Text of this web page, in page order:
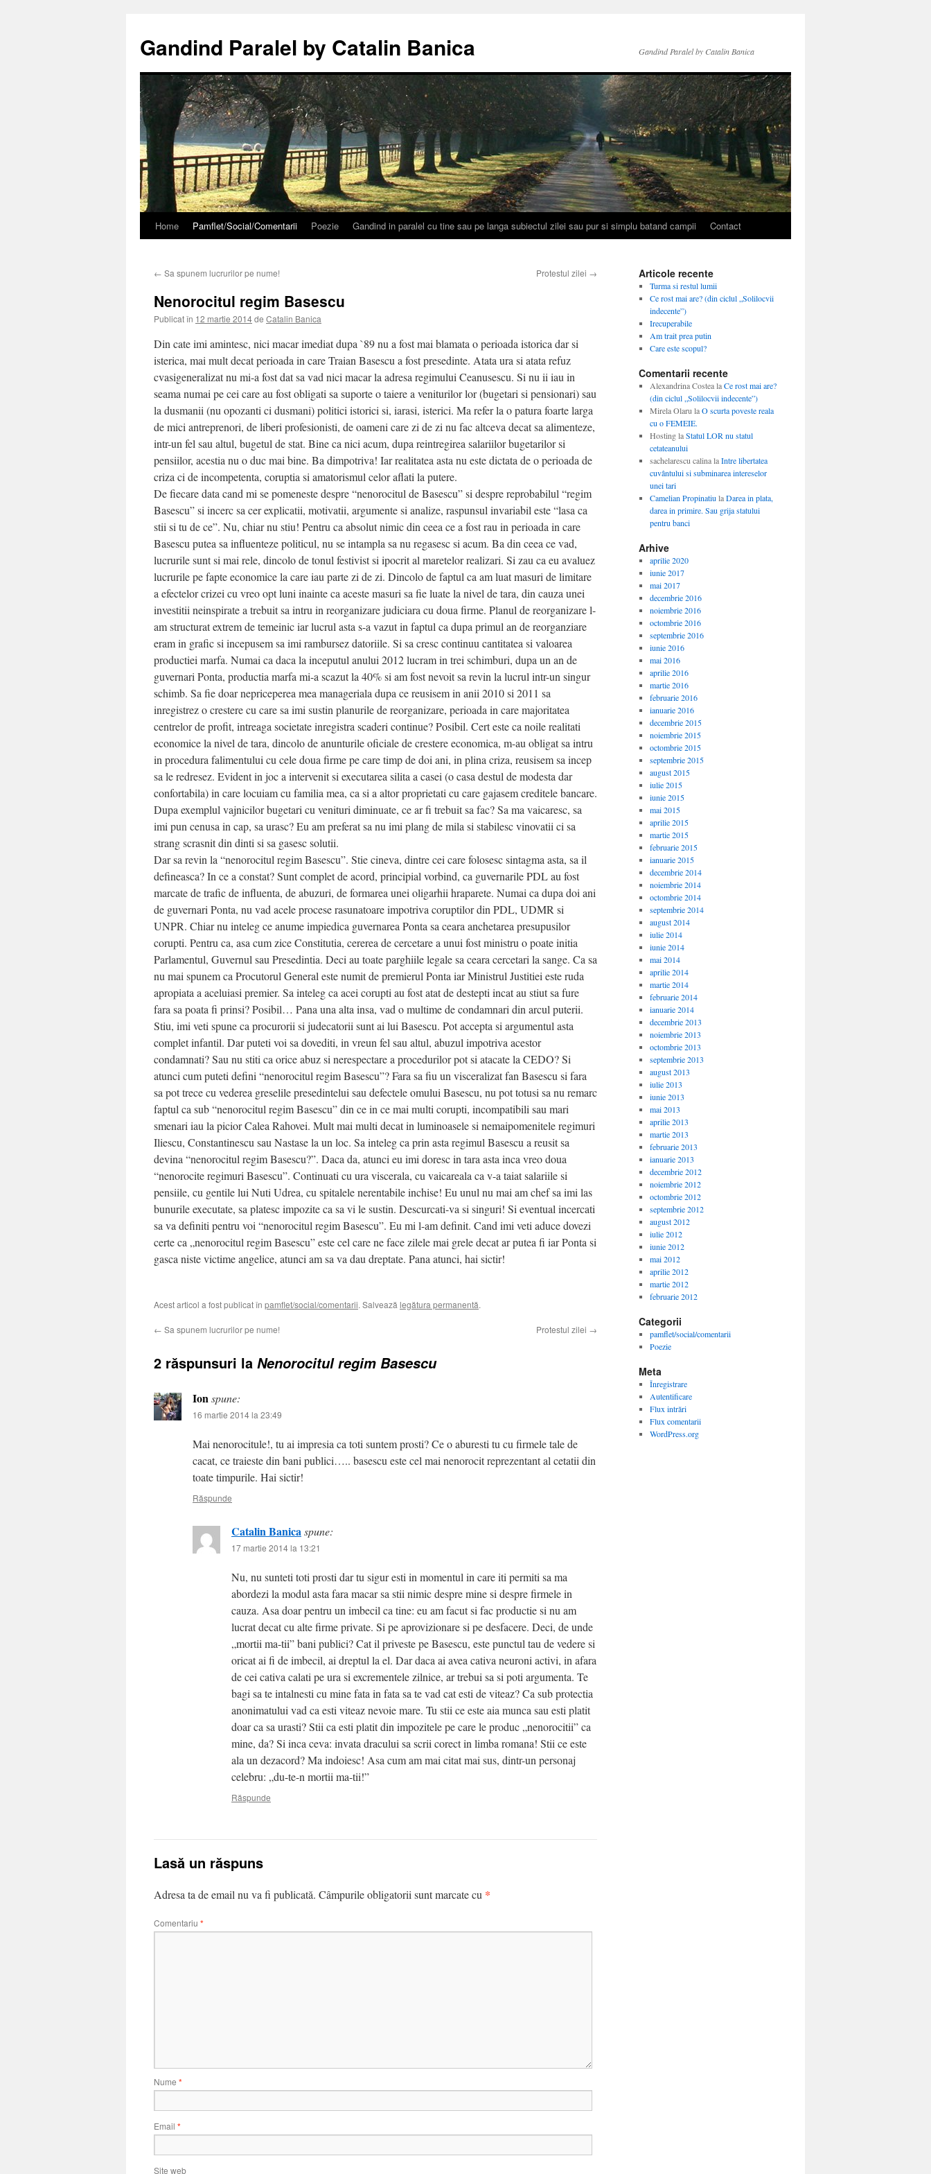
Gandind Paralel by Catalin Banica Gandind Paralel by Catalin Banica
Sari
conținut
Home Pamflet/Social/Comentarii Poezie Gandind in paralel cu tine sau pe langa subiectul zilei sau pur si simplu batand campii Contact
← Sa spunem lucrurilor pe nume! Protestul zilei →
Nenorocitul regim Basescu
Publicat în 12 martie 2014de Catalin Banica
Din cate imi amintesc, nici macar imediat dupa `89 nu a fost mai blamata o perioada istorica dar si
isterica, mai mult decat perioada in care Traian Basescu a fost presedinte. Atata ura si atata refuz
cvasigeneralizat nu mi-a fost dat sa vad nici macar la adresa regimului Ceanusescu. Si nu ii iau in
seama numai pe cei care au fost obligati sa suporte o taiere a veniturilor lor (bugetari si pensionari) sau
la dusmanii (nu opozanti ci dusmani) politici istorici si, iarasi, isterici. Ma refer la o patura foarte larga
de mici antreprenori, de liberi profesionisti, de oameni care zi de zi nu fac altceva decat sa alimenteze,
intr-un fel sau altul, bugetul de stat. Bine ca nici acum, dupa reintregirea salariilor bugetarilor si
pensiilor, acestia nu o duc mai bine. Ba dimpotriva! Iar realitatea asta nu este dictata de o perioada de
criza ci de incompetenta, coruptia si amatorismul celor aflati la putere.
De fiecare data cand mi se pomeneste despre “nenorocitul de Basescu” si despre reprobabilul “regim
Basescu” si incerc sa cer explicatii, motivatii, argumente si analize, raspunsul invariabil este “lasa ca
stii si tu de ce”. Nu, chiar nu stiu! Pentru ca absolut nimic din ceea ce a fost rau in perioada in care
Basescu putea sa influenteze politicul, nu se intampla sa nu regasesc si acum. Ba din ceea ce vad,
lucrurile sunt si mai rele, dincolo de tonul festivist si ipocrit al maretelor realizari. Si zau ca eu avaluez
lucrurile pe fapte economice la care iau parte zi de zi. Dincolo de faptul ca am luat masuri de limitare
a efectelor crizei cu vreo opt luni inainte ca aceste masuri sa fie luate la nivel de tara, din cauza unei
investitii neinspirate a trebuit sa intru in reorganizare judiciara cu doua firme. Planul de reorganizare l-
am structurat extrem de temeinic iar lucrul asta s-a vazut in faptul ca dupa primul an de reorganziare
eram in grafic si incepusem sa imi rambursez datoriile. Si sa cresc continuu cantitatea si valoarea
productiei marfa. Numai ca daca la inceputul anului 2012 lucram in trei schimburi, dupa un an de
guvernari Ponta, productia marfa mi-a scazut la 40% si am fost nevoit sa revin la lucrul intr-un singur
schimb. Sa fie doar nepriceperea mea manageriala dupa ce reusisem in anii 2010 si 2011 sa
inregistrez o crestere cu care sa imi sustin planurile de reorganizare, perioada in care majoritatea
centrelor de profit, intreaga societate inregistra scaderi continue? Posibil. Cert este ca noile realitati
economice la nivel de tara, dincolo de anunturile oficiale de crestere economica, m-au obligat sa intru
in procedura falimentului cu cele doua firme pe care timp de doi ani, in plina criza, reusisem sa incep
sa le redresez. Evident in joc a intervenit si executarea silita a casei (o casa destul de modesta dar
confortabila) in care locuiam cu familia mea, ca si a altor proprietati cu care gajasem creditele bancare.
Dupa exemplul vajnicilor bugetari cu venituri diminuate, ce ar fi trebuit sa fac? Sa ma vaicaresc, sa
imi pun cenusa in cap, sa urasc? Eu am preferat sa nu imi plang de mila si stabilesc vinovatii ci sa
strang scrasnit din dinti si sa gasesc solutii.
Dar sa revin la “nenorocitul regim Basescu”. Stie cineva, dintre cei care folosesc sintagma asta, sa il
defineasca? In ce a constat? Sunt complet de acord, principial vorbind, ca guvernarile PDL au fost
marcate de trafic de influenta, de abuzuri, de formarea unei oligarhii hraparete. Numai ca dupa doi ani
de guvernari Ponta, nu vad acele procese rasunatoare impotriva coruptilor din PDL, UDMR si
UNPR. Chiar nu inteleg ce anume impiedica guvernarea Ponta sa ceara anchetarea presupusilor
corupti. Pentru ca, asa cum zice Constitutia, cererea de cercetare a unui fost ministru o poate initia
Parlamentul, Guvernul sau Presedintia. Deci au toate parghiile legale sa ceara cercetari la sange. Ca sa
nu mai spunem ca Procutorul General este numit de premierul Ponta iar Ministrul Justitiei este ruda
apropiata a aceluiasi premier. Sa inteleg ca acei corupti au fost atat de destepti incat au stiut sa fure
fara sa poata fi prinsi? Posibil… Pana una alta insa, vad o multime de condamnari din arcul puterii.
Stiu, imi veti spune ca procurorii si judecatorii sunt ai lui Basescu. Pot accepta si argumentul asta
complet infantil. Dar puteti voi sa dovediti, in vreun fel sau altul, abuzul impotriva acestor
condamnati? Sau nu stiti ca orice abuz si nerespectare a procedurilor pot si atacate la CEDO? Si
atunci cum puteti defini “nenorocitul regim Basescu”? Fara sa fiu un visceralizat fan Basescu si fara
sa pot trece cu vederea greselile presedintelui sau defectele omului Basescu, nu pot totusi sa nu remarc
faptul ca sub “nenorocitul regim Basescu” din ce in ce mai multi corupti, incompatibili sau mari
smenari iau la picior Calea Rahovei. Mult mai multi decat in luminoasele si nemaipomenitele regimuri
Iliescu, Constantinescu sau Nastase la un loc. Sa inteleg ca prin asta regimul Basescu a reusit sa
devina “nenorocitul regim Basescu?”. Daca da, atunci eu imi doresc in tara asta inca vreo doua
“nenorocite regimuri Basescu”. Continuati cu ura viscerala, cu vaicareala ca v-a taiat salariile si
pensiile, cu gentile lui Nuti Udrea, cu spitalele nerentabile inchise! Eu unul nu mai am chef sa imi las
bunurile executate, sa platesc impozite ca sa vi le sustin. Descurcati-va si singuri! Si eventual incercati
sa va definiti pentru voi “nenorocitul regim Basescu”. Eu mi l-am definit. Cand imi veti aduce dovezi
certe ca „nenorocitul regim Basescu” este cel care ne face zilele mai grele decat ar putea fi iar Ponta si
gasca niste victime angelice, atunci am sa va dau dreptate. Pana atunci, hai sictir!
Acest articol a fost publicat în pamflet/social/comentarii. Salvează legătura permanentă.
← Sa spunem lucrurilor pe nume! Protestul zilei →
2 răspunsuri la Nenorocitul regim Basescu
Ionspune:
16 martie 2014 la 23:49
Mai nenorocitule!, tu ai impresia ca toti suntem prosti? Ce o aburesti tu cu firmele tale de
cacat, ce traieste din bani publici….. basescu este cel mai nenorocit reprezentant al cetatii din
toate timpurile. Hai sictir!
Răspunde
Catalin Banicaspune:
17 martie 2014 la 13:21
Nu, nu sunteti toti prosti dar tu sigur esti in momentul in care iti permiti sa ma
abordezi la modul asta fara macar sa stii nimic despre mine si despre firmele in
cauza. Asa doar pentru un imbecil ca tine: eu am facut si fac productie si nu am
lucrat decat cu alte firme private. Si pe aprovizionare si pe desfacere. Deci, de unde
„mortii ma-tii” bani publici? Cat il priveste pe Basescu, este punctul tau de vedere si
oricat ai fi de imbecil, ai dreptul la el. Dar daca ai avea cativa neuroni activi, in afara
de cei cativa calati pe ura si excrementele zilnice, ar trebui sa si poti argumenta. Te
bagi sa te intalnesti cu mine fata in fata sa te vad cat esti de viteaz? Ca sub protectia
anonimatului vad ca esti viteaz nevoie mare. Tu stii ce este aia munca sau esti platit
doar ca sa urasti? Stii ca esti platit din impozitele pe care le produc „nenorocitii” ca
mine, da? Si inca ceva: invata dracului sa scrii corect in limba romana! Stii ce este
ala un dezacord? Ma indoiesc! Asa cum am mai citat mai sus, dintr-un personaj
celebru: „du-te-n mortii ma-tii!”
Răspunde
Lasă un răspuns
Adresa ta de email nu va fi publicată. Câmpurile obligatorii sunt marcate cu *
Comentariu *
Nume *
Email *
Site web
Articole recente
Turma si restul lumii
Ce rost mai are? (din ciclul „Solilocvii
indecente”)
Irecuperabile
Am trait prea putin
Care este scopul?
Comentarii recente
Alexandrina CostealaCe rost mai are?
(din ciclul „Solilocvii indecente”)
Mirela Olaru laO scurta poveste reala
cu o FEMEIE.
HostinglaStatul LOR nu statul
cetateanului
sachelarescu calinalaIntre libertatea
cuvântului si subminarea intereselor
unei tari
Camelian Propinatiu laDarea in plata,
darea in primire. Sau grija statului
pentru banci
Arhive
aprilie 2020
iunie 2017
mai 2017
decembrie 2016
noiembrie 2016
octombrie 2016
septembrie 2016
iunie 2016
mai 2016
aprilie 2016
martie 2016
februarie 2016
ianuarie 2016
decembrie 2015
noiembrie 2015
octombrie 2015
septembrie 2015
august 2015
iulie 2015
iunie 2015
mai 2015
aprilie 2015
martie 2015
februarie 2015
ianuarie 2015
decembrie 2014
noiembrie 2014
octombrie 2014
septembrie 2014
august 2014
iulie 2014
iunie 2014
mai 2014
aprilie 2014
martie 2014
februarie 2014
ianuarie 2014
decembrie 2013
noiembrie 2013
octombrie 2013
septembrie 2013
august 2013
iulie 2013
iunie 2013
mai 2013
aprilie 2013
martie 2013
februarie 2013
ianuarie 2013
decembrie 2012
noiembrie 2012
octombrie 2012
septembrie 2012
august 2012
iulie 2012
iunie 2012
mai 2012
aprilie 2012
martie 2012
februarie 2012
Categorii
pamflet/social/comentarii
Poezie
Meta
Înregistrare
Autentificare
Flux intrări
Flux comentarii
WordPress.org